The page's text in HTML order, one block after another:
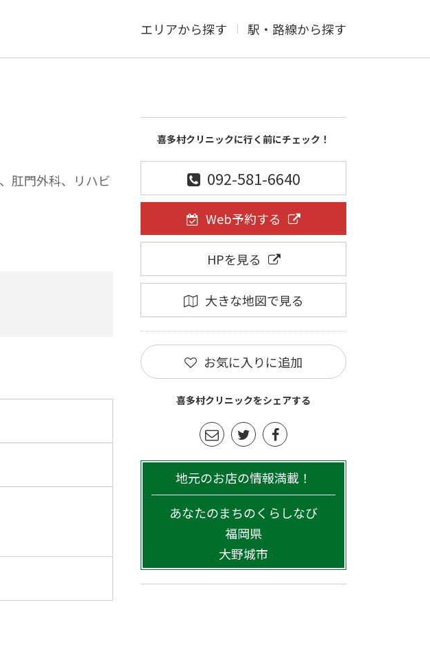
エリアから探す 駅・路線から探す
肛門外科、リハビ
喜多村クリニックに行く前にチェック！
092-581-6640
Web予約する
HPを見る
大きな地図で見る
お気に入りに追加
喜多村クリニックをシェアする
地元のお店の情報満載！
あなたのまちのくらしなび
福岡県
大野城市